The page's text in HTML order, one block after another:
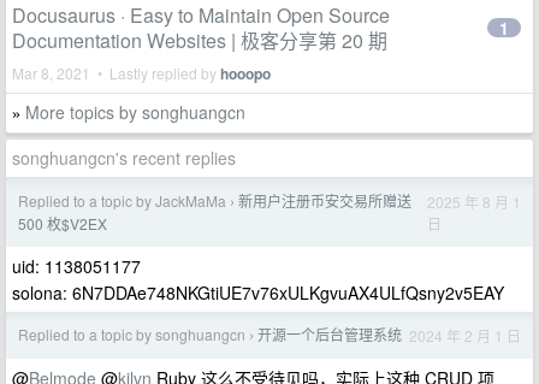
Docusaurus · Easy to Maintain Open Source
Documentation Websites | 极客分享第 20 期
Mar 8, 2021 • Lastly replied byhooopo
1
» More topics by songhuangcn
songhuangcn's recent replies
Replied to a topic by JackMaMa › 新用户注册币安交易所赠送
500 枚$V2EX
2025 年 8 月 1
日
uid: 1138051177
solona: 6N7DDAe748NKGtiUE7v76xULKgvuAX4ULfQsny2v5EAY
Replied to a topic by songhuangcn › 开源一个后台管理系统 2024 年 2 月 1 日
@Belmode @kilvn Ruby 这么不受待见吗，实际上这种 CRUD 项